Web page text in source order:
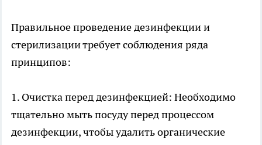
Правильное проведение дезинфекции и
стерилизации требует соблюдения ряда
принципов:
1. Очистка перед дезинфекцией: Необходимо
тщательно мыть посуду перед процессом
дезинфекции, чтобы удалить органические